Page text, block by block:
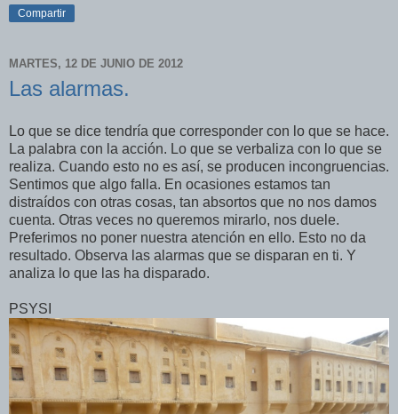
Compartir
MARTES, 12 DE JUNIO DE 2012
Las alarmas.
Lo que se dice tendría que corresponder con lo que se hace.
La palabra con la acción. Lo que se verbaliza con lo que se
realiza. Cuando esto no es así, se producen incongruencias.
Sentimos que algo falla. En ocasiones estamos tan
distraídos con otras cosas, tan absortos que no nos damos
cuenta. Otras veces no queremos mirarlo, nos duele.
Preferimos no poner nuestra atención en ello. Esto no da
resultado. Observa las alarmas que se disparan en ti. Y
analiza lo que las ha disparado.
PSYSI